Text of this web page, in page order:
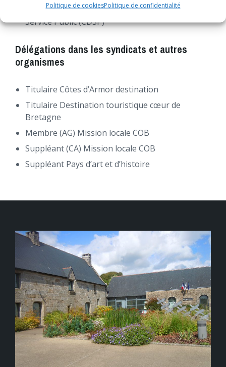
Politique de cookiesPolitique de confidentialité
Suppléant de la Commission de Délégation de
Service Public (CDSP)
Délégations dans les syndicats et autres
organismes
Titulaire Côtes d’Armor destination
Titulaire Destination touristique cœur de
Bretagne
Membre (AG) Mission locale COB
Suppléant (CA) Mission locale COB
Suppléant Pays d’art et d’histoire